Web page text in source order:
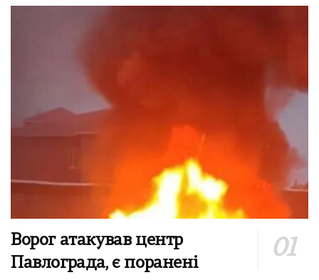
Ворог атакував центр
Павлограда, є поранені